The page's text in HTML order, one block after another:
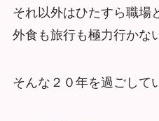
それ以外はひたすら職場
外食も旅行も極力行かな
そんな２０年を過ごして